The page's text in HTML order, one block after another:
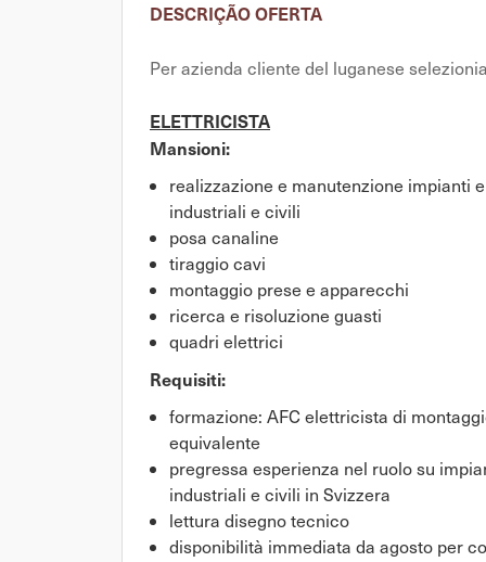
DESCRIÇÃO OFERTA
Per azienda cliente del luganese
ELETTRICISTA
Mansioni:
realizzazione e manutenzione impianti
industriali e civili
posa canaline
tiraggio cavi
montaggio prese e apparecchi
ricerca e risoluzione guasti
quadri elettrici
Requisiti:
formazione: AFC elettricista di
equivalente
pregressa esperienza nel ruolo su
industriali e civili in Svizzera
lettura disegno tecnico
disponibilità immediata da agosto per